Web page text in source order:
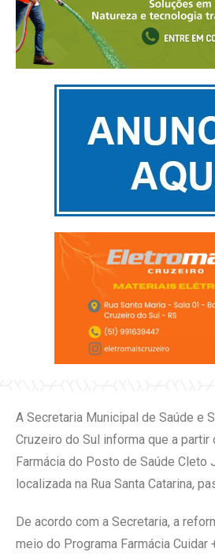
A Secretaria Municipal de Saúde e
Cruzeiro do Sul informa que a partir
Farmácia do Posto de Saúde Cleto
localizada na Rua Santa Catarina,
De acordo com a Secretaria, a
meio do Programa Farmácia Cuidar